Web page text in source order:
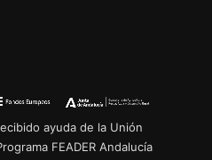
ayuda de la Unión
FEADER Andalucía